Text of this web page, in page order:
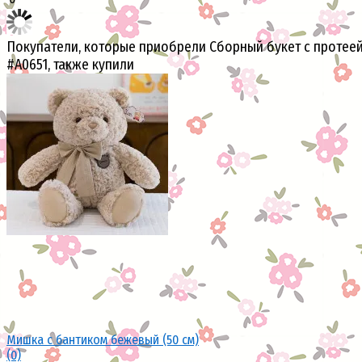
Покупатели, которые приобрели Сборный букет с
#A0651, также купили
Мишка с бантиком бежевый (50 см)
(0)